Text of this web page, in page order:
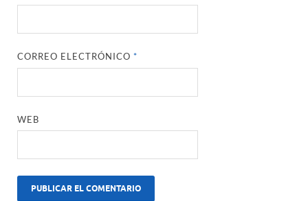
CORREO ELECTRÓNICO*
WEB